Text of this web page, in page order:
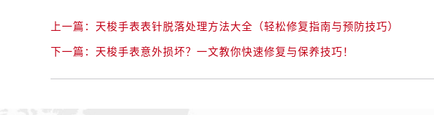
上一篇： 天梭手表表针脱落处理方法大全（轻松修复指南与预防技巧）
下一篇： 天梭手表意外损坏？一文教你快速修复与保养技巧！